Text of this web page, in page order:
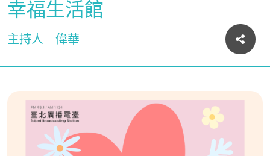
幸福生活館
主持人 偉華